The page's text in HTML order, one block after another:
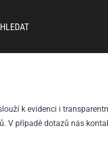
HLEDAT
k evidenci i
. V případě dotazů nás